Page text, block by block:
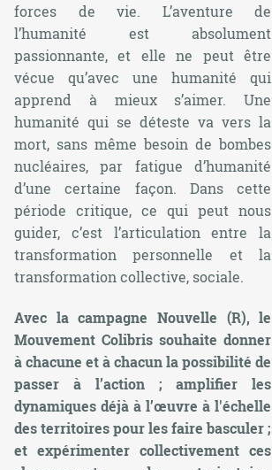
forces de vie. L’aventure de
l’humanité est absolument
passionnante, et elle ne peut être
vécue qu’avec une humanité qui
apprend à mieux s’aimer. Une
humanité qui se déteste va vers la
mort, sans même besoin de bombes
nucléaires, par fatigue d’humanité
d’une certaine façon. Dans cette
période critique, ce qui peut nous
guider, c’est l’articulation entre la
transformation personnelle et la
transformation collective, sociale.
Avec la campagne Nouvelle (R), le
Mouvement Colibris souhaite donner
à chacune et à chacun la possibilité de
passer à l’action ; amplifier les
dynamiques déjà à l’œuvre à l'échelle
des territoires pour les faire basculer ;
et expérimenter collectivement ces